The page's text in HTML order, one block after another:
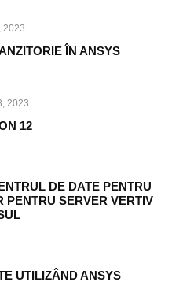
2023
ÎN ANSYS
2023
12
DE DATE PENTRU
SERVER VERTIV
UTILIZÂND ANSYS